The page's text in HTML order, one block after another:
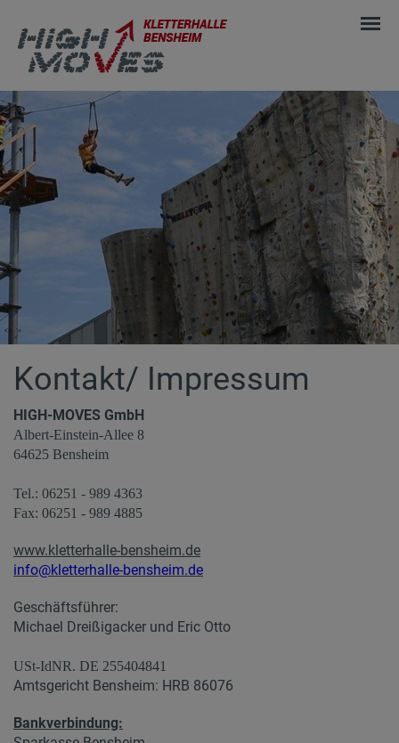
Kontakt/ Impressum
HIGH-MOVES GmbH
Albert-Einstein-Allee 8
64625 Bensheim
Tel.: 06251 - 989 4363
Fax: 06251 - 989 4885
www.kletterhalle-bensheim.de
info@kletterhalle-bensheim.de
Geschäftsführer:
Michael Dreißigacker und Eric Otto
USt-IdNR. DE 255404841
Amtsgericht Bensheim: HRB 86076
Bankverbindung: